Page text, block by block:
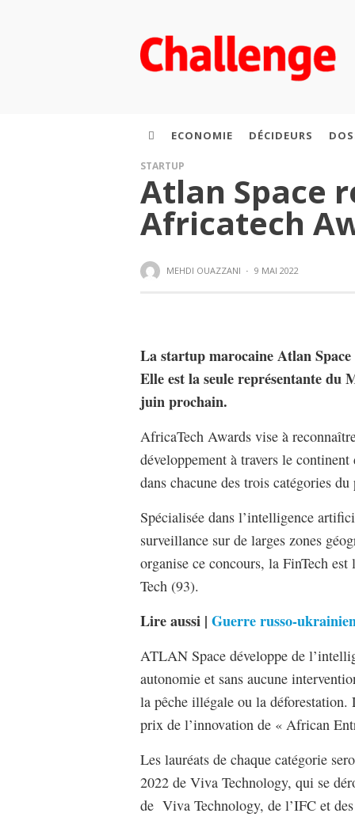
ECONOMIE DÉCIDEURS
STARTUP
Atlan Space
Africatech
MEHDI OUAZZANI · 9 MAI 2022
La startup marocaine Atlan
Elle est la seule représentante du
juin prochain.
AfricaTech Awards vise à
développement à travers le
dans chacune des trois catégories
Spécialisée dans l’intelligence
surveillance sur de larges zones
organise ce concours, la FinTech
Tech (93).
Lire aussi | Guerre russo-
ATLAN Space développe de
autonomie et sans aucune
la pêche illégale ou la
prix de l’innovation de « African
Les lauréats de chaque catégorie
2022 de Viva Technology, qui se
de Viva Technology, de l’IFC et